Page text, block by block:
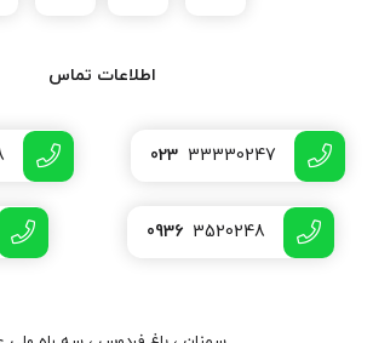
اطلاعات تماس
023 33330247
0936 3520248